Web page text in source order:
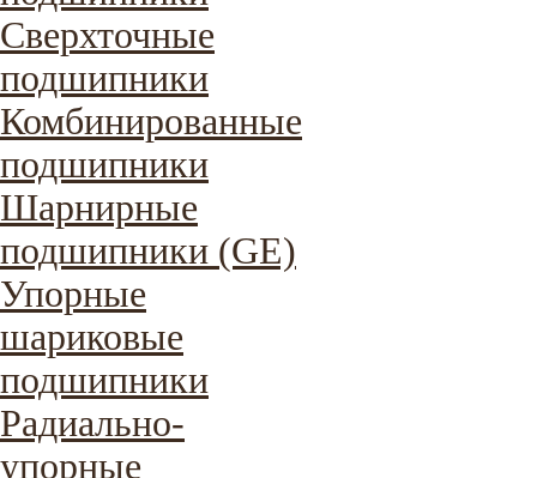
Сверхточные
подшипники
Комбинированные
подшипники
Шарнирные
подшипники (GE)
Упорные
шариковые
подшипники
Радиально-
упорные